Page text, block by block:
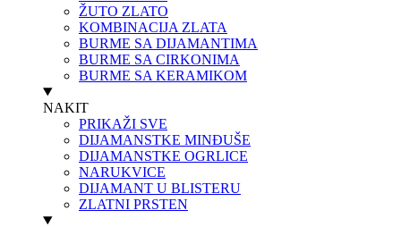
ŽUTO ZLATO
KOMBINACIJA ZLATA
BURME SA DIJAMANTIMA
BURME SA CIRKONIMA
BURME SA KERAMIKOM
NAKIT
PRIKAŽI SVE
DIJAMANSTKE MINĐUŠE
DIJAMANSTKE OGRLICE
NARUKVICE
DIJAMANT U BLISTERU
ZLATNI PRSTEN